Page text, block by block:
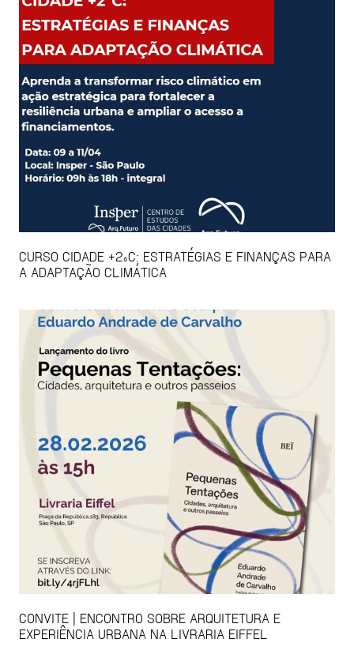
CURSO CIDADE +2ºC: ESTRATÉGIAS E FINANÇAS PARA
A ADAPTAÇÃO CLIMÁTICA
CONVITE | ENCONTRO SOBRE ARQUITETURA E
EXPERIÊNCIA URBANA NA LIVRARIA EIFFEL